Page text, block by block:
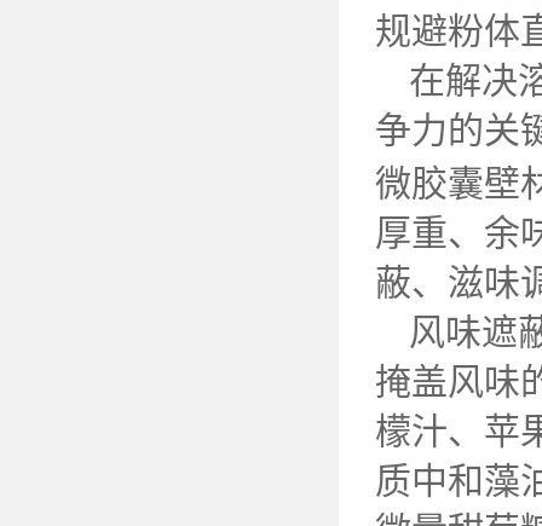
规避粉体
在解决
争力的关
微胶囊壁
厚重、余
蔽、滋味
风味遮
掩盖风味
檬汁、苹
质中和藻